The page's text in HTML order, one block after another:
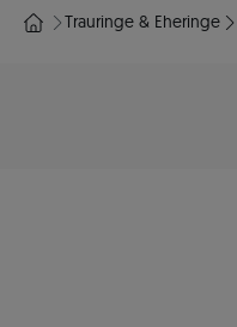
Trauringe & Eheringe